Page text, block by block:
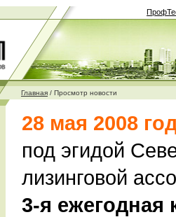
Главная / Просмотр новости
28 мая 2008
под эгидой
лизинговой
3-я ежегодная